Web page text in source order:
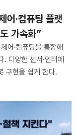
어·컴퓨팅 플랫
가속화”
어·컴퓨팅을 통합해
다양한 센서·인터페
구현을 쉽게 한다.